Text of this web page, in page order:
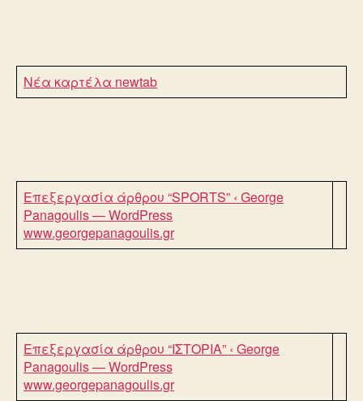
Νέα καρτέλα newtab
Επεξεργασία άρθρου “SPORTS” ‹ George
Panagoulis — WordPress
www.georgepanagoulis.gr
Επεξεργασία άρθρου “ΙΣΤΟΡΙΑ” ‹ George
Panagoulis — WordPress
www.georgepanagoulis.gr